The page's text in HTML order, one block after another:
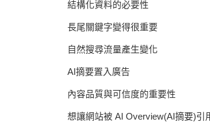
結構化資料的必要性
長尾關鍵字變得很重要
自然搜尋流量產生變化
AI摘要置入廣告
內容品質與可信度的重要性
想讓網站被 AI Overview(AI摘要)引